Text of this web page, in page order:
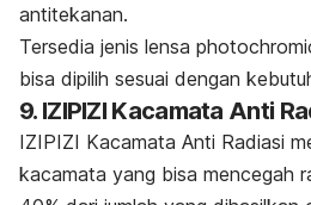
antitekanan.
Tersedia jenis lensa
bisa dipilih sesuai dengan
9. IZIPIZI Kacamata Anti
IZIPIZI Kacamata Anti Radiasi
kacamata yang bisa mencegah